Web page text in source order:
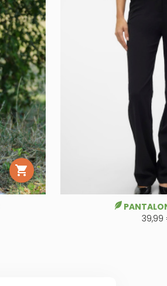

39,99